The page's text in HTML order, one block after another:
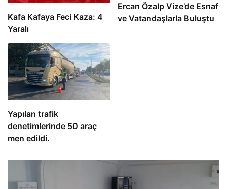
Kafa Kafaya Feci Kaza: 4
Yaralı
Ercan Özalp Vize’de Esnaf
ve Vatandaşlarla Buluştu
Yapılan trafik
denetimlerinde 50 araç
men edildi.